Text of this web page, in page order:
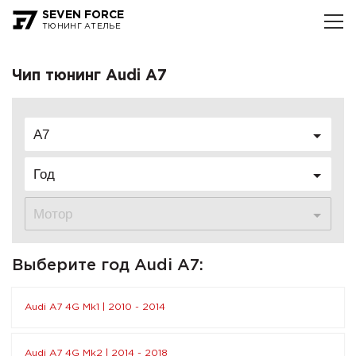
SEVEN FORCE
ТЮНИНГ АТЕЛЬЕ
Чип тюнинг Audi A7
A7
Год
Мотор
Выберите год Audi A7:
Audi A7 4G Mk1 | 2010 - 2014
Audi A7 4G Mk2 | 2014 - 2018